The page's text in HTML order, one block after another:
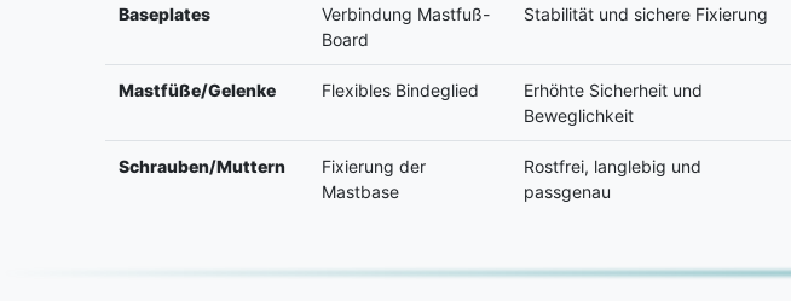
Baseplates
Verbindung Mastfuß-
Board
Stabilität und sichere Fixierung
Mastfüße/Gelenke Flexibles Bindeglied
Erhöhte Sicherheit und
Beweglichkeit
Schrauben/Muttern
Fixierung der
Mastbase
Rostfrei, langlebig und
passgenau